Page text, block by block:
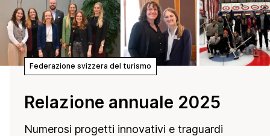
Federazione svizzera del turismo
Relazione annuale 2025
Numerosi progetti innovativi e traguardi